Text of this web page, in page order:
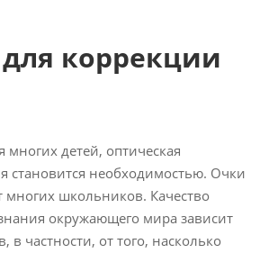
коррекции
детей, оптическая
становится необходимостью. Очки
многих школьников. Качество
окружающего мира зависит
в частности, от того, насколько